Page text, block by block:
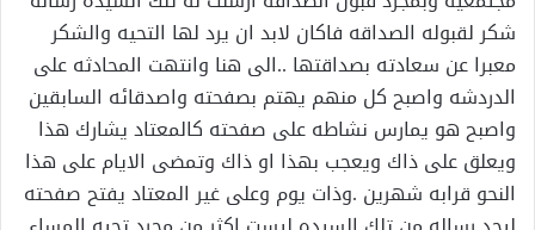
شكر لقبوله الصداقه فاكان لابد ان يرد لها التحيه والشكر
معبرا عن سعادته بصداقتها ..الى هنا وانتهت المحادثه على
الدردشه واصبح كل منهم يهتم بصفحته واصدقائه السابقين
واصبح هو يمارس نشاطه على صفحته كالمعتاد يشارك هذا
ويعلق على ذاك ويعجب بهذا او ذاك وتمضى الايام على هذا
النحو قرابه شهرين .وذات يوم وعلى غير المعتاد يفتح صفحته